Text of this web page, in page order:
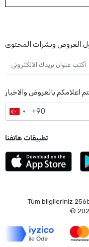
العروض ونشرات المحتوى
اعلامكم بالعروض والاخبار
تطبيقات هاتفنا
Tüm bilgileriniz
©